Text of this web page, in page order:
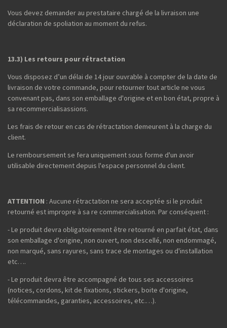
Vous devez demander au prestataire chargé de la livraison une
déclaration de spoliation au moment du refus.
13.3) Les retours pour rétractation
Vous disposez d’un délai de 14 jour ouvrable à compter de la date de
livraison de votre commande, pour retourner tout article ne vous
convenant pas, dans son emballage d'origine et en bon état, propre à
sa recommercialisassions.
Les frais de retour en cas de rétractation demeurent à la charge du
client.
Le remboursement se fera uniquement sous forme d'un avoir
utilisable directement depuis l'espace personnel du client.
ATTENTION : Aucune rétractation ne sera acceptée si le produit
retourné est impropre à sa re commercialisation. Par conséquent :
- Le produit devra obligatoirement être retourné en parfait état, dans
son emballage d'origine, non ouvert, non descellé, non endommagé,
non marqué, sans rayures, sans trace de montages ou d'installation
etc….
- Le produit devra être accompagné de tous ses accessoires
(notices, cordons, kit de fixations, stickers, boite d'origine,
télécommandes, garanties, accessoires, etc.…).